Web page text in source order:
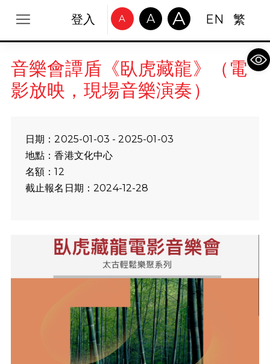
登入 A A A EN 繁
音樂會譚盾《臥虎藏龍》（電
影放映，現場音樂演奏）
日期：2025-01-03 - 2025-01-03
地點：香港文化中心
名額：12
截止報名日期：2024-12-28